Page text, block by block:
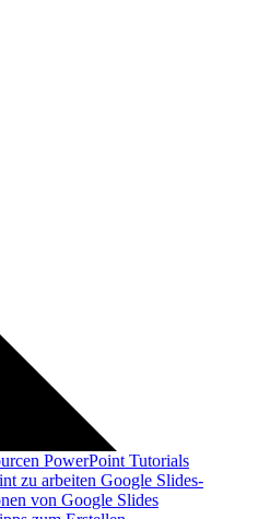
PowerPoint Tutorials
zu arbeiten Google Slides-
von Google Slides